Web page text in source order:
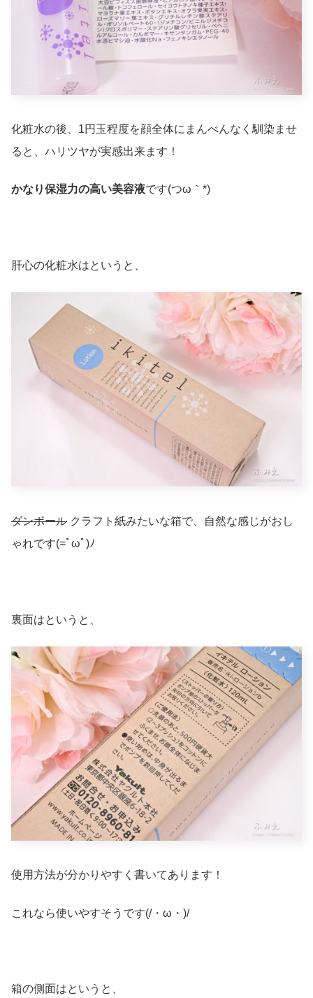
化粧水の後、1円玉程度を顔全体にまんべんなく馴染ませ
ると、ハリツヤが実感出来ます！
かなり保湿力の高い美容液です(つω｀*)
肝心の化粧水はというと、
ダンボール クラフト紙みたいな箱で、自然な感じがおし
ゃれです(=ﾟωﾟ)ﾉ
裏面はというと、
使用方法が分かりやすく書いてあります！
これなら使いやすそうです(/・ω・)/
箱の側面はというと、